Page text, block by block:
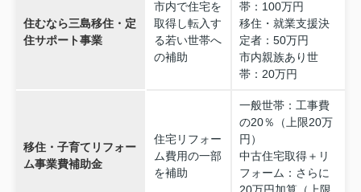
住むなら三島移住・定
住サポート事業
市内で住宅を
取得し転入す
る若い世帯へ
の補助
帯：100万円
移住・就業支援決
定者：50万円
市内親族あり世
帯：20万円
移住・子育てリフォー
ム事業費補助金
住宅リフォー
ム費用の一部
を補助
一般世帯：工事費
の20％（上限20万
円）
中古住宅取得＋リ
フォーム：さらに